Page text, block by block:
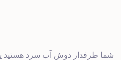
شما طرفدار دوش آب سرد هستید